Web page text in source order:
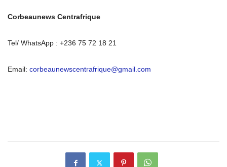
Corbeaunews Centrafrique
Tel/ WhatsApp : +236 75 72 18 21
Email: corbeaunewscentrafrique@gmail.com